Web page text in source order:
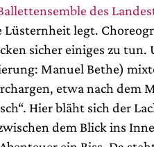
des
Lüsternheit legt.
sicher einiges zu
Manuel Bethe)
etwa nach dem
Hier bläht sich der
dem Blick ins